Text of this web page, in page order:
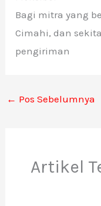
Bagi mitra yang
Cimahi, dan
pengiriman
← Pos Sebelumnya
Artikel